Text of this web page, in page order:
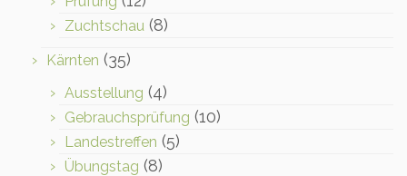
Zuchtschau (8)
Kärnten (35)
Ausstellung (4)
Gebrauchsprüfung (10)
Landestreffen (5)
Übungstag (8)